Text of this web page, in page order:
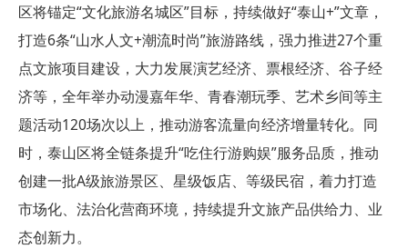
区将锚定“文化旅游名城区”目标，持续做好“泰山+”文章，
打造6条“山水人文+潮流时尚”旅游路线，强力推进27个重
点文旅项目建设，大力发展演艺经济、票根经济、谷子经
济等，全年举办动漫嘉年华、青春潮玩季、艺术乡间等主
题活动120场次以上，推动游客流量向经济增量转化。同
时，泰山区将全链条提升“吃住行游购娱”服务品质，推动
创建一批A级旅游景区、星级饭店、等级民宿，着力打造
市场化、法治化营商环境，持续提升文旅产品供给力、业
态创新力。